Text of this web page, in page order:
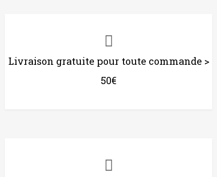
Livraison gratuite pour toute commande >
50€